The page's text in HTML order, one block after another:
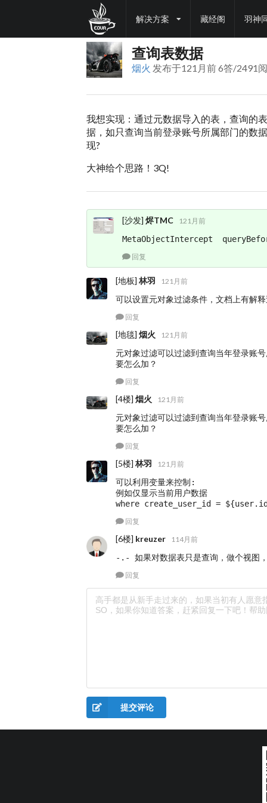
解决方案 藏经阁 羽神
查询表数据
烟火 发布于121月前 6答/2491阅
我想实现：通过元数据导入的表，查询的
据，如只查询当前登录账号所属部门的数
现?
大神给个思路！3Q!
[沙发] 烬TMC 121月前
MetaObjectIntercept
回复
[地板] 林羽 121月前
可以设置元对象过滤条件，文档上有解
回复
[地毯] 烟火 121月前
元对象过滤可以过滤到查询当年登录账
要怎么加？
回复
[4楼] 烟火 121月前
元对象过滤可以过滤到查询当年登录账
要怎么加？
回复
[5楼] 林羽 121月前
可以利用变量来控制:
例如仅显示当前用户数据
where create_user_id =
回复
[6楼] kreuzer 114月前
-.- 如果对数据表只是查询，做个视图
回复
提交评论